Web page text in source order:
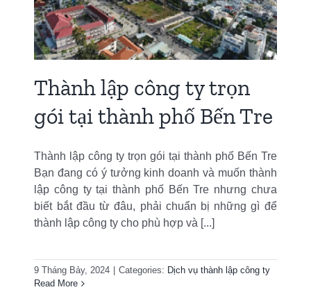
Thành lập công ty trọn
gói tại thành phố Bến Tre
Thành lập công ty trọn gói tại thành phố Bến Tre
Bạn đang có ý tưởng kinh doanh và muốn thành
lập công ty tại thành phố Bến Tre nhưng chưa
biết bắt đầu từ đâu, phải chuẩn bị những gì để
thành lập công ty cho phù hợp và [...]
9 Tháng Bảy, 2024 Categories: Dịch vụ thành lập công ty
Read More